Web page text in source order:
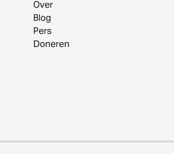
Over
Blog
Pers
Doneren